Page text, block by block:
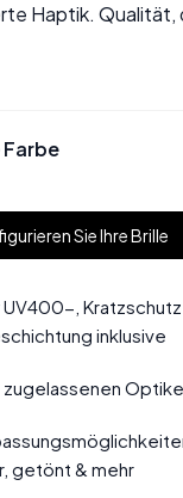
Haptik. Qualität,
Farbe
Sie Ihre Brille
, Kratzschutz
inklusive
getönt & mehr